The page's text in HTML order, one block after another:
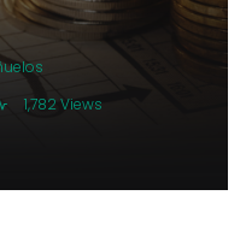
1,782 Views